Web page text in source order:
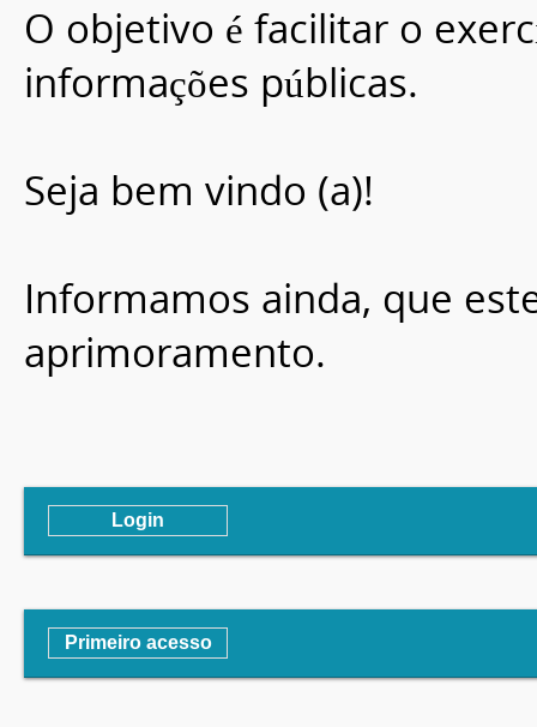
O objetivo é facilitar o
informações públicas.
Seja bem vindo (a)!
Informamos ainda, que
aprimoramento.